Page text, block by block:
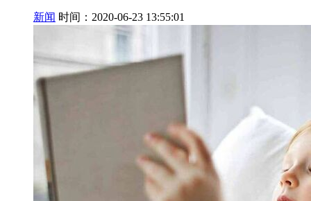
新闻 时间：2020-06-23 13:55:01